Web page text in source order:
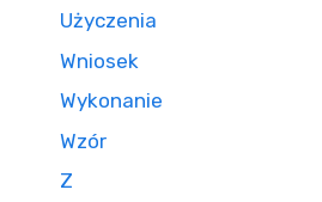
Użyczenia
Wniosek
Wykonanie
Wzór
Z